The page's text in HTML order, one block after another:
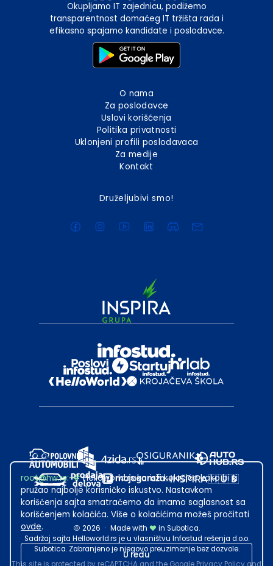
Okupljamo IT zajednicu, podižemo
transparentnost domaćeg IT tržišta rada i
efikasno spajamo kandidate i poslodavce.
O nama
Za poslodavce
Uslovi korišćenja
Politika privatnosti
Uklonjeni profili poslodavaca
Za medije
Kontakt
Druželjubivi smo!
2026 · Made with
in Subotica.
Sadržaj sajta Helloworld.rs je u vlasništvu Infostud rešenja d.o.o.
Subotica. Zabranjeno je njegovo preuzimanje bez dozvole.
root@hw.rs:~#Helloworld.rs koristi kolačiće kako bi ti
pružao najbolje korisničko iskustvo. Nastavkom
korišćenja sajta smatraćemo da imamo saglasnost sa
korišćenjem kolačića. Više o kolačićima možeš pročitati
ovde.
U redu